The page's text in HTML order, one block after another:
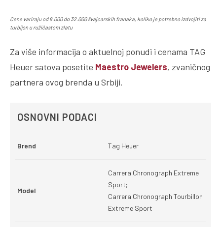
Cene variraju od 8.000 do 32.000 švajcarskih franaka, koliko je potrebno izdvojiti za
turbijon u ružičastom zlatu
Za više informacija o aktuelnoj ponudi i cenama TAG
Heuer satova posetite Maestro Jewelers, zvaničnog
partnera ovog brenda u Srbiji.
OSNOVNI PODACI
Brend Tag Heuer
Model
Carrera Chronograph Extreme
Sport;
Carrera Chronograph Tourbillon
Extreme Sport